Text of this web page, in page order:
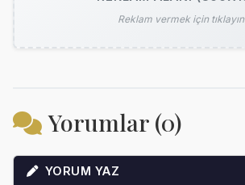
Reklam vermek için tıklayın
Yorumlar (0)
YORUM YAZ